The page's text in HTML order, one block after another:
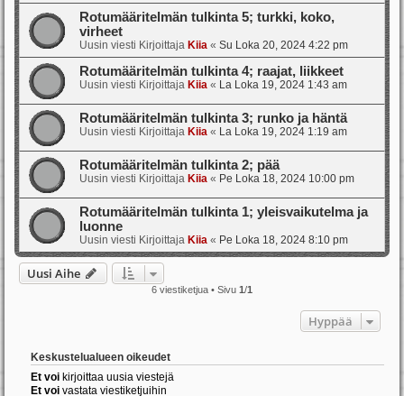
Rotumääritelmän tulkinta 5; turkki, koko,
virheet
Uusin viesti Kirjoittaja Kiia « Su Loka 20, 2024 4:22 pm
Rotumääritelmän tulkinta 4; raajat, liikkeet
Uusin viesti Kirjoittaja Kiia « La Loka 19, 2024 1:43 am
Rotumääritelmän tulkinta 3; runko ja häntä
Uusin viesti Kirjoittaja Kiia « La Loka 19, 2024 1:19 am
Rotumääritelmän tulkinta 2; pää
Uusin viesti Kirjoittaja Kiia « Pe Loka 18, 2024 10:00 pm
Rotumääritelmän tulkinta 1; yleisvaikutelma ja
luonne
Uusin viesti Kirjoittaja Kiia « Pe Loka 18, 2024 8:10 pm
Uusi Aihe
6 viestiketjua • Sivu 1/1
Hyppää
Keskustelualueen oikeudet
Et voi kirjoittaa uusia viestejä
Et voi vastata viestiketjuihin